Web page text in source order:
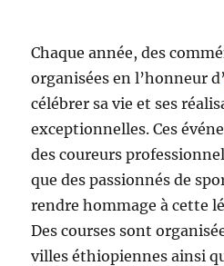
Chaque année, des
organisées en l’honneur d’
célébrer sa vie et ses
exceptionnelles. Ces
des coureurs
que des passionnés de
rendre hommage à cette
Des courses sont
villes éthiopiennes ainsi